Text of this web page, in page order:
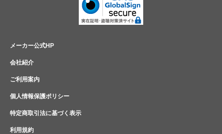
メーカー公式HP
会社紹介
ご利用案内
個人情報保護ポリシー
特定商取引法に基づく表示
利用規約